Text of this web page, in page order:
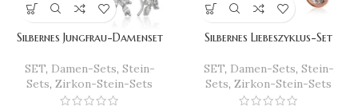
Silbernes Jungfrau-Damenset
SET, Damen-Sets, Stein-
Sets, Zirkon-Stein-Sets
Silbernes Liebeszyklus-Set
SET, Damen-Sets, Stein-
Sets, Zirkon-Stein-Sets